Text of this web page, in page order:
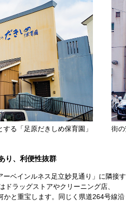
る「足原だきしめ保育園」 街
り、利便性抜群
ベインルネス足立妙見通り」に隣接す
ラッグストアやクリーニング店、
かと重宝します。同じく県道264号線沿